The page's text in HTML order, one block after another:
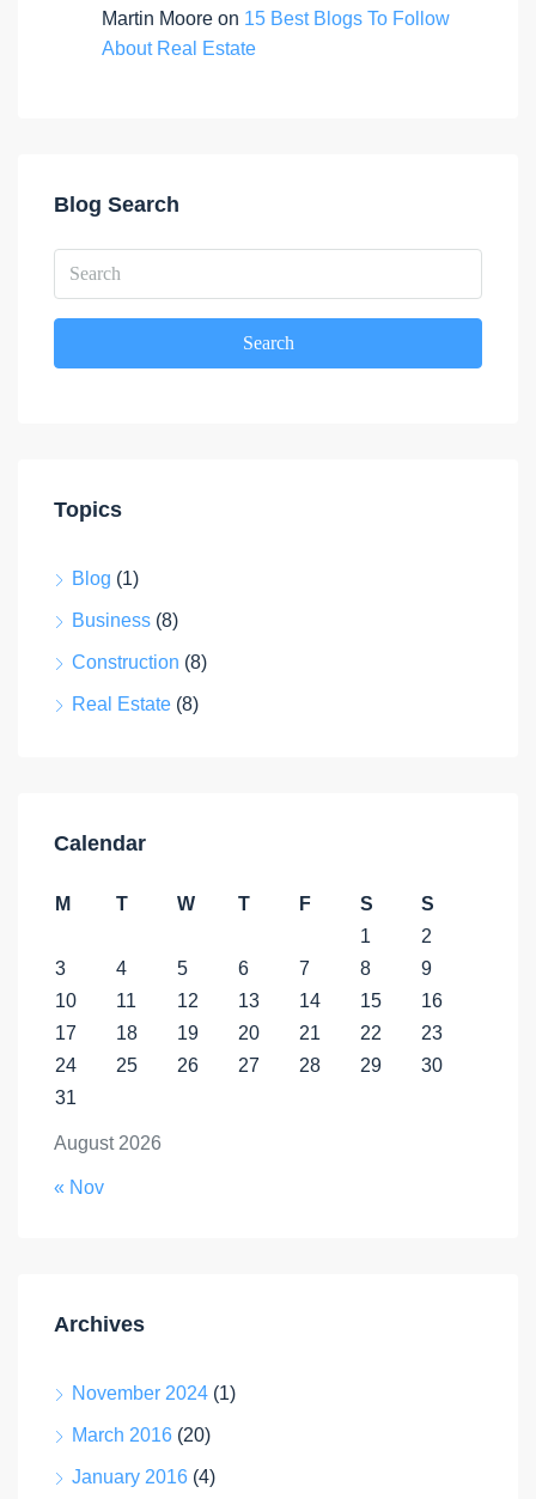
Martin Moore on 15 Best Blogs To Follow
About Real Estate
Blog Search
Search
Topics
Blog (1)
Business (8)
Construction (8)
Real Estate (8)
Calendar
August 2026
M T W T F S
S
1
2
3
4 5 6 7 8
9
10
11 12 13 14 15
16
17
18 19 20 21 22
23
24
25 26 27 28 29
30
31
« Nov
Archives
November 2024 (1)
March 2016 (20)
January 2016 (4)